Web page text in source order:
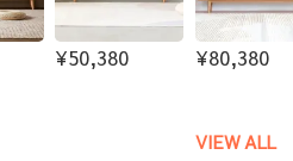
¥50,380 ¥80,380
VIEW ALL